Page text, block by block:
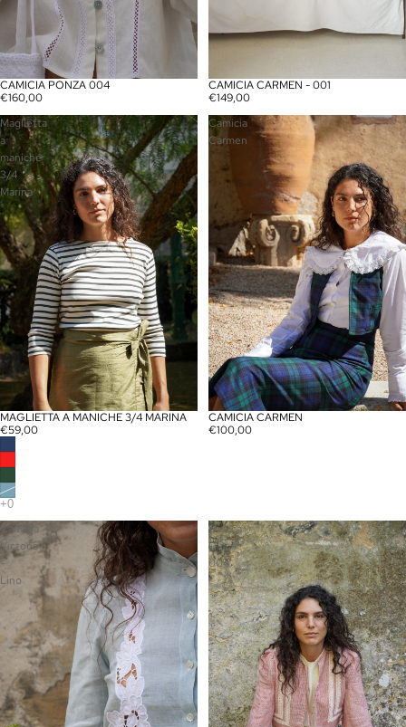
CAMICIA PONZA 004
€160,00
CAMICIA CARMEN - 001
€149,00
Maglietta
a
maniche
3/4
Marina
MAGLIETTA A MANICHE 3/4 MARINA
€59,00
Camicia
Carmen
CAMICIA CARMEN
€100,00
Camicia
Victoria
-
Lino
Giacca
Diana
004